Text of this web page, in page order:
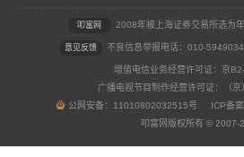
叩富网 2008年被上海证券交易所选为
意见反馈 不良信息举报电话：010-
增值电信业务经营许可证：京
广播电视节目制作经营许可证：（
公网安备：11010802032515号 ICP备案
叩富网版权所有 © 2007-